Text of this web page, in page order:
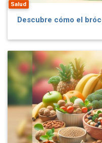
Salud
Descubre cómo el